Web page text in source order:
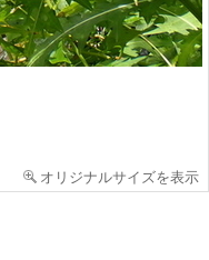
オリジナルサイズを表示